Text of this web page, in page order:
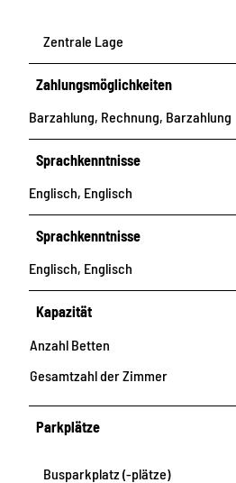
Zentrale Lage
Zahlungsmöglichkeiten
Barzahlung, Rechnung, Barzahlung
Sprachkenntnisse
Englisch, Englisch
Sprachkenntnisse
Englisch, Englisch
Kapazität
Anzahl Betten
Gesamtzahl der Zimmer
Parkplätze
Busparkplatz (-plätze)